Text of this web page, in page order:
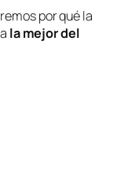
por qué la
la mejor del